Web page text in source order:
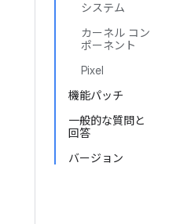
システム
カーネル コン
ポーネント
Pixel
機能パッチ
一般的な質問と
回答
バージョン